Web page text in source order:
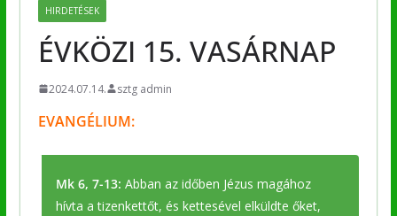
HIRDETÉSEK
ÉVKÖZI 15. VASÁRNAP
2024.07.14. sztg admin
EVANGÉLIUM:
Mk 6, 7-13: Abban az időben Jézus magához
hívta a tizenkettőt, és kettesével elküldte őket,